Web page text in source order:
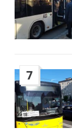
7